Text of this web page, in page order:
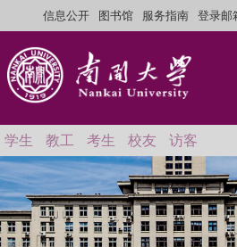
信息公开 图书馆 服务指南 登录邮
学生 教工 考生 校友 访客